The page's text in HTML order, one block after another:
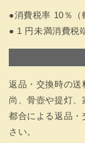
●消費税率 10％（
● 1 円未満消費税
返品・交換時の送
尚、骨壺や提灯
都合による返品
さい。